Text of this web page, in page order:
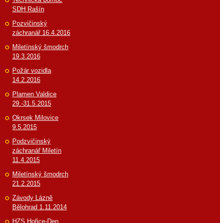
SDH Rašín
Pozvičinský
záchranář 16.4.2016
Miletínský šmodrch
19.3.2016
Požár vozidla
14.2.2016
Plamen Valdice
29.-31.5.2015
Okrsek Milovice
9.5.2015
Podzvičinský
záchranář Miletín
11.4.2015
Miletínský šmodrch
21.2.2015
Závody Lázně
Bělohrad 1.11.2014
HZS Hořice-Den